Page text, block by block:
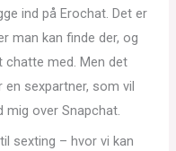
ind på Erochat. Det er
man kan finde der, og
chatte med. Men det
sexpartner, som vil
mig over Snapchat.
sexting – hvor vi kan